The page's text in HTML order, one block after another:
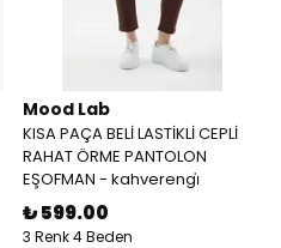
Mood Lab
KISA PAÇA BELİ LASTİKLİ CEPLİ
RAHAT ÖRME PANTOLON
EŞOFMAN - kahverengi̇
₺ 599.00
3 Renk 4 Beden